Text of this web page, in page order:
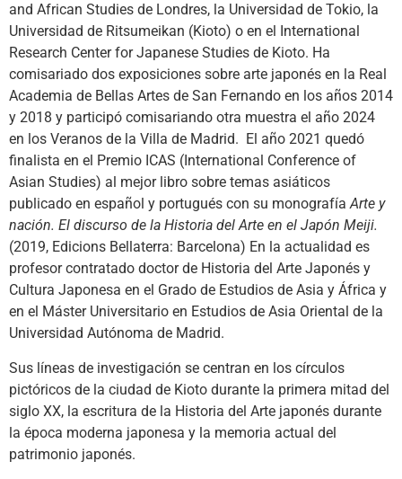
and African Studies de Londres, la Universidad de Tokio, la
Universidad de Ritsumeikan (Kioto) o en el International
Research Center for Japanese Studies de Kioto. Ha
comisariado dos exposiciones sobre arte japonés en la Real
Academia de Bellas Artes de San Fernando en los años 2014
y 2018 y participó comisariando otra muestra el año 2024
en los Veranos de la Villa de Madrid. El año 2021 quedó
finalista en el Premio ICAS (International Conference of
Asian Studies) al mejor libro sobre temas asiáticos
publicado en español y portugués con su monografíaArte y
nación. El discurso de la Historia del Arte en el Japón Meiji.
(2019, Edicions Bellaterra: Barcelona) En la actualidad es
profesor contratado doctor de Historia del Arte Japonés y
Cultura Japonesa en el Grado de Estudios de Asia y África y
en el Máster Universitario en Estudios de Asia Oriental de la
Universidad Autónoma de Madrid.
Sus líneas de investigación se centran en los círculos
pictóricos de la ciudad de Kioto durante la primera mitad del
siglo XX, la escritura de la Historia del Arte japonés durante
la época moderna japonesa y la memoria actual del
patrimonio japonés.